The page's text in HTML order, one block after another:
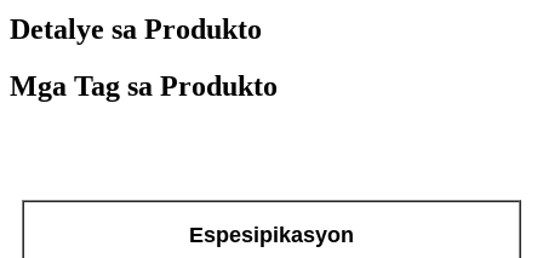
Detalye sa Produkto
Mga Tag sa Produkto
Espesipikasyon